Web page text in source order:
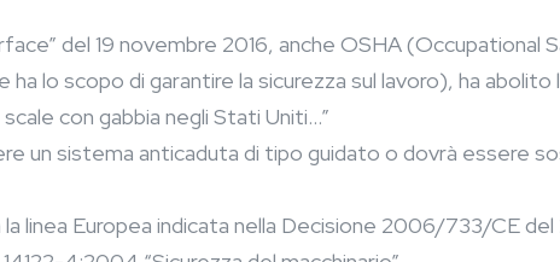
del 19 novembre 2016, anche OSHA
lo scopo di garantire la sicurezza sul lavoro), ha abolito
con gabbia negli Stati Uniti…”
un sistema anticaduta di tipo guidato o dovrà essere
linea Europea indicata nella Decisione 2006/733/CE